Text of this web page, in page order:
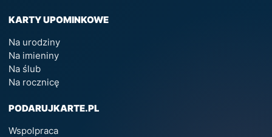
KARTY UPOMINKOWE
Na urodziny
Na imieniny
Na ślub
Na rocznicę
PODARUJKARTE.PL
Wspolpraca